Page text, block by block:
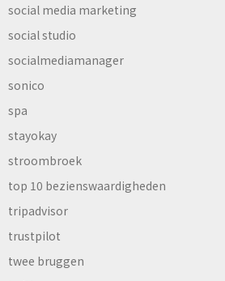
social media marketing
social studio
socialmediamanager
sonico
spa
stayokay
stroombroek
top 10 bezienswaardigheden
tripadvisor
trustpilot
twee bruggen